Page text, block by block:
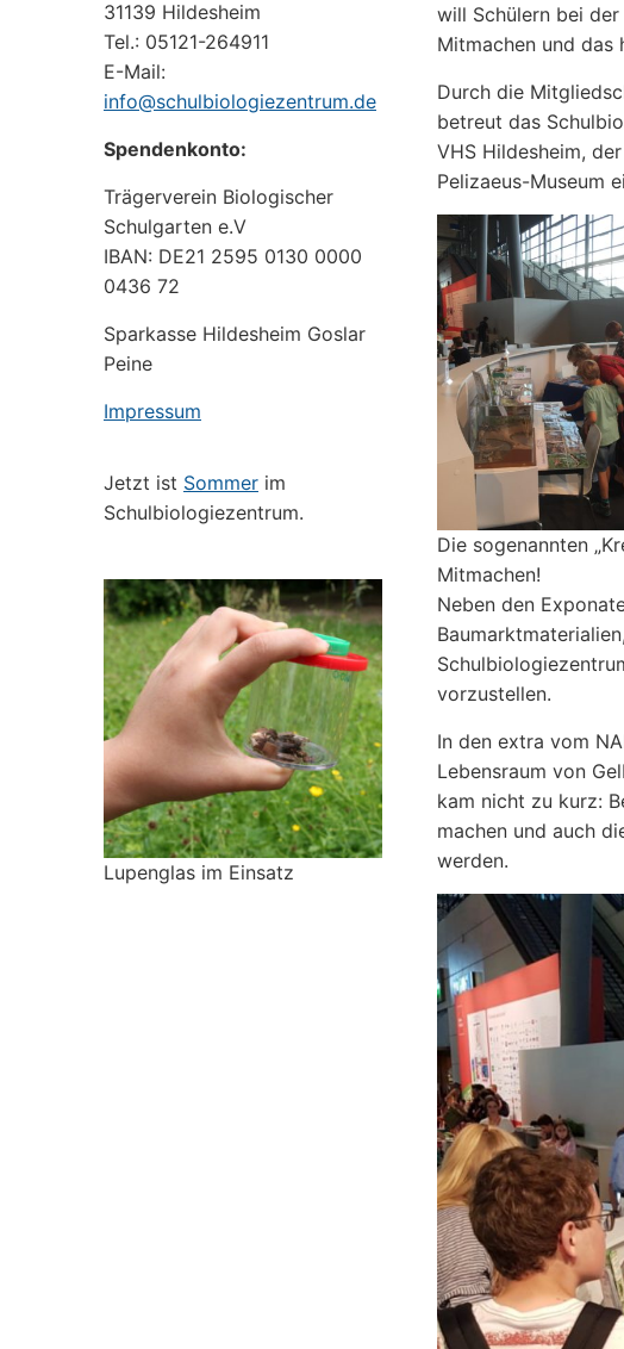
31139 Hildesheim
Tel.: 05121-264911
E-Mail:
info@schulbiologiezentrum.de
Spendenkonto:
Trägerverein Biologischer
Schulgarten e.V
IBAN: DE21 2595 0130 0000
0436 72
Sparkasse Hildesheim Goslar
Peine
Impressum
Jetzt ist Sommer im
Schulbiologiezentrum.
Lupenglas im Einsatz
will Schülern bei
Mitmachen und das
Durch die
betreut das
VHS Hildesheim,
Pelizaeus-Museum
Die sogenannten
Mitmachen!
Neben den
vorzustellen.
In den extra vom
Lebensraum von
kam nicht zu kurz:
machen und auch
werden.